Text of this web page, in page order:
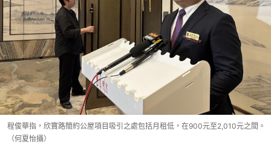
程俊華指，欣寶路簡約公屋項目吸引之處包括月租低，在900元至2,010元之間。
（何夏怡攝）